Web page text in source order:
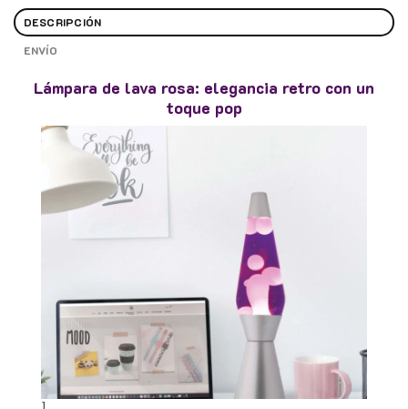
DESCRIPCIÓN
ENVÍO
Lámpara de lava rosa: elegancia retro con un
toque pop